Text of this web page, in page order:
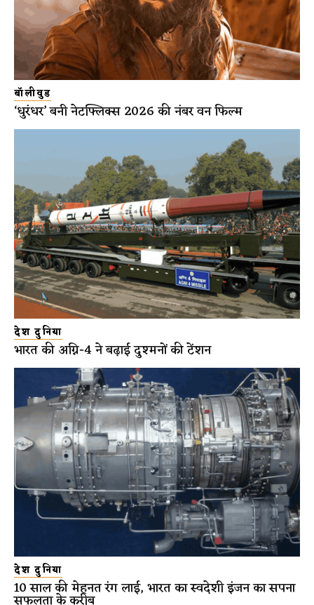
बॉलीवुड
‘धुरंधर’ बनी नेटफ्लिक्स 2026 की नंबर वन फिल्म
देश दुनिया
भारत की अग्नि-4 ने बढ़ाई दुश्मनों की टेंशन
देश दुनिया
10 साल की मेहनत रंग लाई, भारत का स्वदेशी इंजन का सपना